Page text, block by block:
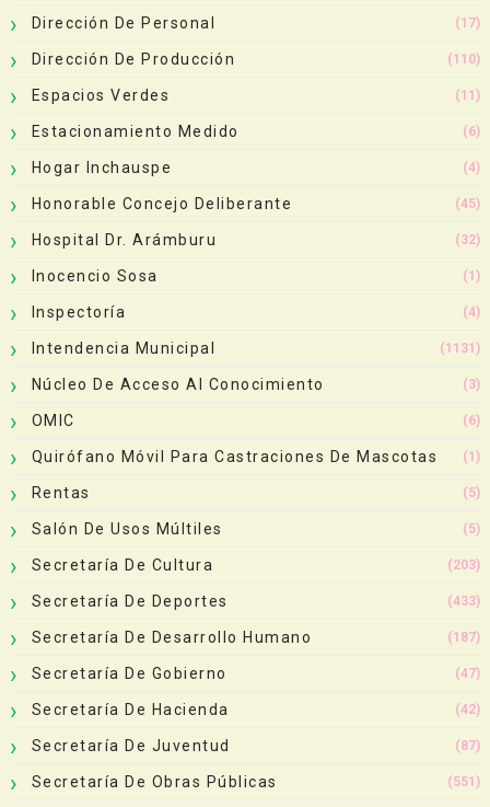
Dirección De Personal (17)
Dirección De Producción (110)
Espacios Verdes (11)
Estacionamiento Medido (6)
Hogar Inchauspe (4)
Honorable Concejo Deliberante (45)
Hospital Dr. Arámburu (32)
Inocencio Sosa (1)
Inspectoría (4)
Intendencia Municipal (1131)
Núcleo De Acceso Al Conocimiento (3)
OMIC (6)
Quirófano Móvil Para Castraciones De Mascotas (1)
Rentas (5)
Salón De Usos Múltiles (5)
Secretaría De Cultura (203)
Secretaría De Deportes (433)
Secretaría De Desarrollo Humano (187)
Secretaría De Gobierno (47)
Secretaría De Hacienda (42)
Secretaría De Juventud (87)
Secretaría De Obras Públicas (551)